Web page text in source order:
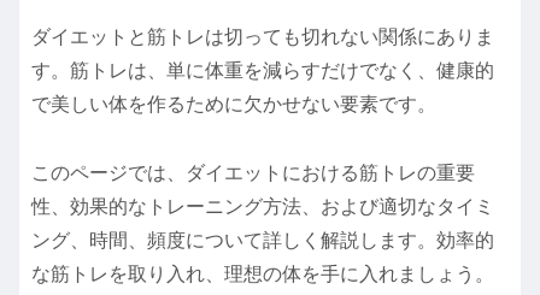
ダイエットと筋トレは切っても切れない関係にありま
す。筋トレは、単に体重を減らすだけでなく、健康的
で美しい体を作るために欠かせない要素です。
このページでは、ダイエットにおける筋トレの重要
性、効果的なトレーニング方法、および適切なタイミ
ング、時間、頻度について詳しく解説します。効率的
な筋トレを取り入れ、理想の体を手に入れましょう。